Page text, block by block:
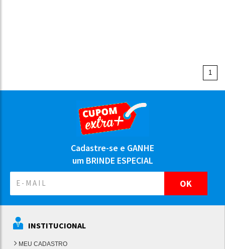
1
Cadastre-se e GANHE
um BRINDE ESPECIAL
OK
INSTITUCIONAL
MEU CADASTRO